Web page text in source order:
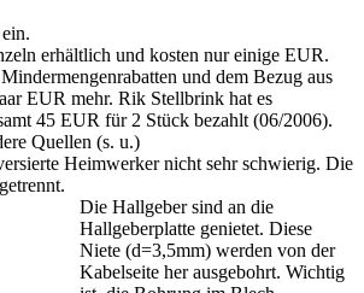
erhältlich und kosten nur einige EUR.
und dem Bezug aus
EUR mehr. Rik Stellbrink hat es
45 EUR für 2 Stück bezahlt (06/2006).
Quellen (s. u.)
Heimwerker nicht sehr schwierig. Die
Die Hallgeber sind an die
Hallgeberplatte genietet. Diese
Niete (d=3,5mm) werden von der
Kabelseite her ausgebohrt. Wichtig